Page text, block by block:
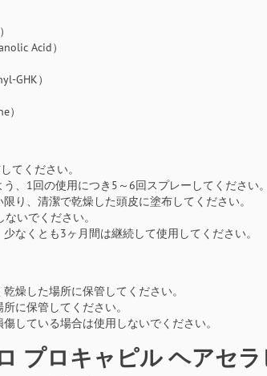
Acid）
GHK）
）
てください。
、1回の使用につき5～6回スプレーしてください。
り、清潔で乾燥した頭皮に塗布してください。
いでください。
なくとも3ヶ月間は継続して使用してください。
燥した場所に保管してください。
に保管してください。
している場合は使用しないでください。
プロキャピル ヘアセ